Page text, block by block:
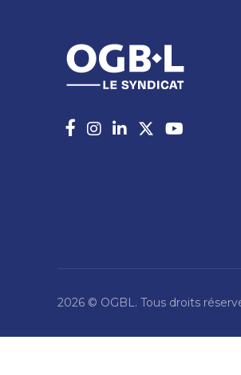
2026 © OGBL. Tous droits